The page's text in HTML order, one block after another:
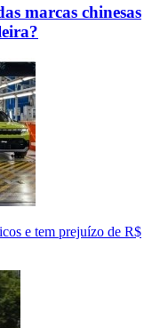
marcas chinesas
e tem prejuízo de R$